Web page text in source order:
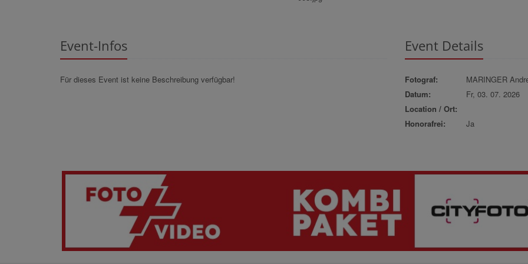
Event-Infos
Für dieses Event ist keine Beschreibung verfügbar!
Event Details
Fotograf:
MARINGER
Datum:
Fr, 03. 07. 2026
Location / Ort:
Honorafrei:
Ja